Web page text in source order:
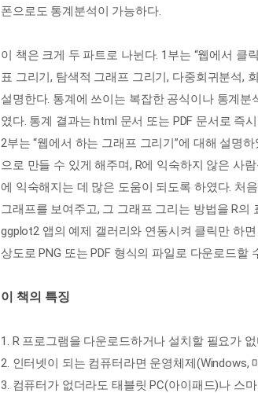
폰으로도 통계분석이 가능하다.
이 책은 크게 두 파트로 나뉜다. 1부는 “웹에서 클
표 그리기, 탐색적 그래프 그리기, 다중회귀분석,
설명한다. 통계에 쓰이는 복잡한 공식이나 통계
였다. 통계 결과는 html 문서 또는 PDF 문서로 즉
2부는 “웹에서 하는 그래프 그리기”에 대해 설명
으로 만들 수 있게 해주며, R에 익숙하지 않은 사
에 익숙해지는 데 많은 도움이 되도록 하였다. 처
그래프를 보여주고, 그 그래프 그리는 방법을 R
ggplot2 앱의 예제 갤러리와 연동시켜 클릭만 하
상도로 PNG 또는 PDF 형식의 파일로 다운로드할
이 책의 특징
1. R 프로그램을 다운로드하거나 설치할 필요가 없
2. 인터넷이 되는 컴퓨터라면 운영체제(Windows,
3. 컴퓨터가 없더라도 태블릿 PC(아이패드)나 스